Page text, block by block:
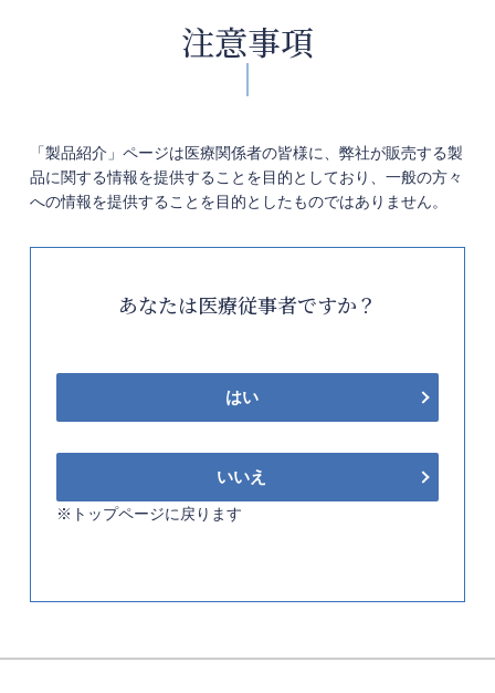
注意事項
「製品紹介」ページは医療関係者の皆様に、弊社が販売する製
品に関する情報を提供することを目的としており、一般の方々
への情報を提供することを目的としたものではありません。
あなたは医療従事者ですか？
はい
いいえ
※トップページに戻ります